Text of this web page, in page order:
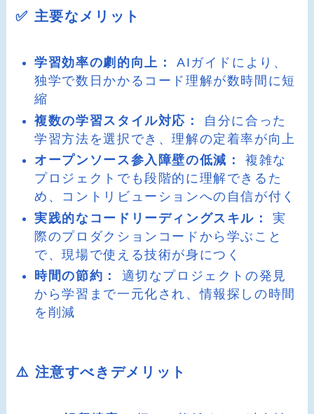
✅ 主要なメリット
学習効率の劇的向上：
AIガイドにより、
独学で数日かかるコード理解が数時間に短
縮
複数の学習スタイル対応：
自分に合った
学習方法を選択でき、理解の定着率が向上
オープンソース参入障壁の低減：
複雑な
プロジェクトでも段階的に理解できるた
め、コントリビューションへの自信が付く
実践的なコードリーディングスキル：
実
際のプロダクションコードから学ぶこと
で、現場で使える技術が身につく
時間の節約：
適切なプロジェクトの発見
から学習まで一元化され、情報探しの時間
を削減
⚠️ 注意すべきデメリット